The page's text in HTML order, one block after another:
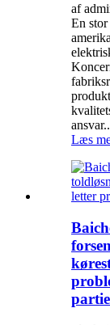
af
En
Læs